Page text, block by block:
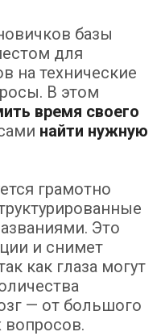
базы
для
на технические
В этом
время своего
найти нужную
грамотно
Это
и снимет
как глаза могут
— от большого
вопросов.